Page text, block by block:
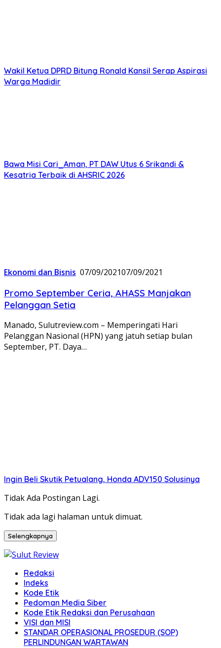
Wakil Ketua DPRD Bitung Ronald Kansil Serap Aspirasi
Warga Madidir
Bawa Misi Cari_Aman, PT DAW Utus 6 Srikandi &
Kesatria Terbaik di AHSRIC 2026
Ekonomi dan Bisnis 07/09/202107/09/2021
Promo September Ceria, AHASS Manjakan
Pelanggan Setia
Manado, Sulutreview.com – Memperingati Hari
Pelanggan Nasional (HPN) yang jatuh setiap bulan
September, PT. Daya…
Ingin Beli Skutik Petualang, Honda ADV150 Solusinya
Tidak Ada Postingan Lagi.
Tidak ada lagi halaman untuk dimuat.
Selengkapnya
Redaksi
Indeks
Kode Etik
Pedoman Media Siber
Kode Etik Redaksi dan Perusahaan
VISI dan MISI
STANDAR OPERASIONAL PROSEDUR (SOP)
PERLINDUNGAN WARTAWAN